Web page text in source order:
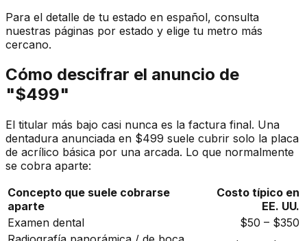
Para el detalle de tu estado en español, consulta
nuestras páginas por estado y elige tu metro más
cercano.
Cómo descifrar el anuncio de
"$499"
El titular más bajo casi nunca es la factura final. Una
dentadura anunciada en $499 suele cubrir solo la placa
de acrílico básica por una arcada. Lo que normalmente
se cobra aparte:
Concepto que suele cobrarse
aparte
Costo típico en
EE. UU.
Examen dental
$50 – $350